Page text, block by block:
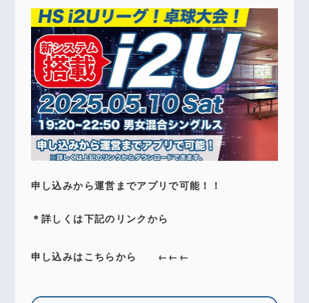
申し込みから運営までアプリで可能！！
＊詳しくは下記のリンクから
申し込みはこちらから ←←←